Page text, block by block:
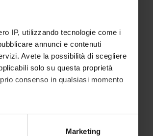
IP, utilizzando tecnologie come i
annunci e contenuti
Avete la possibilità di scegliere
solo su questa proprietà
consenso in qualsiasi momento
di qualche metro,Marketing